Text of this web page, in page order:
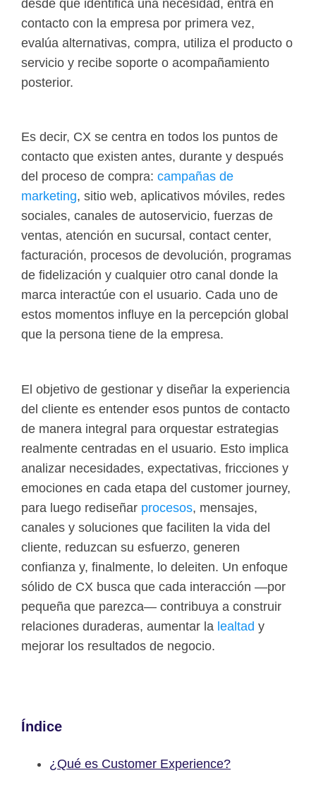
desde que identifica una necesidad, entra en
contacto con la empresa por primera vez,
evalúa alternativas, compra, utiliza el producto o
servicio y recibe soporte o acompañamiento
posterior.
Es decir, CX se centra en todos los puntos de
contacto que existen antes, durante y después
del proceso de compra: campañas de
marketing, sitio web, aplicativos móviles, redes
sociales, canales de autoservicio, fuerzas de
ventas, atención en sucursal, contact center,
facturación, procesos de devolución, programas
de fidelización y cualquier otro canal donde la
marca interactúe con el usuario. Cada uno de
estos momentos influye en la percepción global
que la persona tiene de la empresa.
El objetivo de gestionar y diseñar la experiencia
del cliente es entender esos puntos de contacto
de manera integral para orquestar estrategias
realmente centradas en el usuario. Esto implica
analizar necesidades, expectativas, fricciones y
emociones en cada etapa del customer journey,
para luego rediseñar procesos, mensajes,
canales y soluciones que faciliten la vida del
cliente, reduzcan su esfuerzo, generen
confianza y, finalmente, lo deleiten. Un enfoque
sólido de CX busca que cada interacción —por
pequeña que parezca— contribuya a construir
relaciones duraderas, aumentar la lealtad y
mejorar los resultados de negocio.
Índice
¿Qué es Customer Experience?